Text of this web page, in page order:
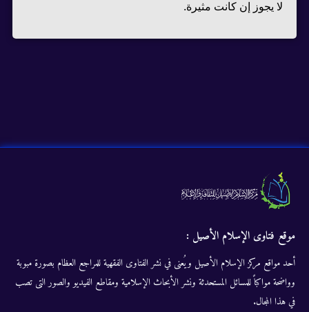
لا يجوز إن كانت مثيرة.
موقع فتاوى الإسلام الأصيل :
أحد مواقع مركز الإسلام الأصيل ويُعنى في نشر الفتاوى الفقهية للمراجع العظام بصورة مبوبة
وواضحة مواكباً للمسائل المستحدثة ونشر الأبحاث الإسلامية ومقاطع الفيديو والصور التى تصب
في هذا المجال.